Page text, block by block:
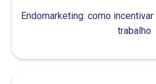
Endomarketing: como
trabalho